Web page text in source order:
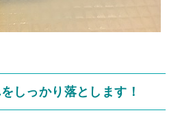
しっかり落とします！